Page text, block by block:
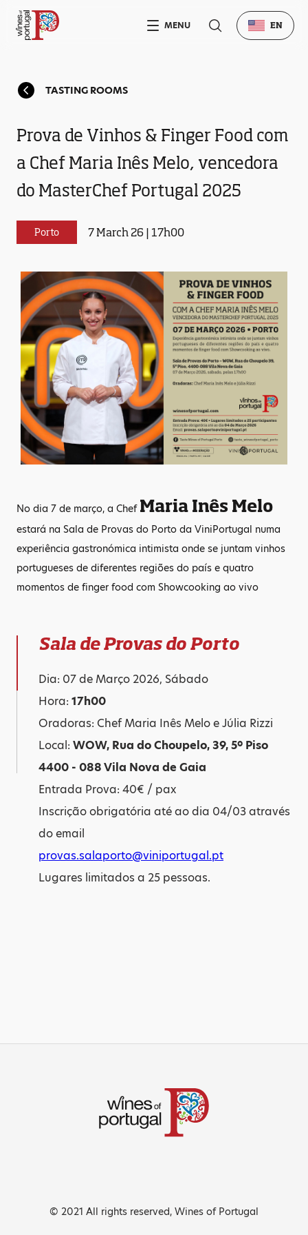
TASTING ROOMS
Prova de Vinhos & Finger Food com
a Chef Maria Inês Melo, vencedora
do MasterChef Portugal 2025
Porto 7 March 26 | 17h00
No dia 7 de março, a Chef Maria Inês Melo
estará na Sala de Provas do Porto da ViniPortugal numa
experiência gastronómica intimista onde se juntam vinhos
portugueses de diferentes regiões do país e quatro
momentos de finger food com Showcooking ao vivo
Sala de Provas do Porto
Dia: 07 de Março 2026, Sábado
Hora: 17h00
Oradoras: Chef Maria Inês Melo e Júlia Rizzi
Local: WOW, Rua do Choupelo, 39, 5º Piso
4400 - 088 Vila Nova de Gaia
Entrada Prova: 40€ / pax
Inscrição obrigatória até ao dia 04/03 através
do email
provas.salaporto@viniportugal.pt
Lugares limitados a 25 pessoas.
MENU EN
© 2021 All rights reserved, Wines of Portugal